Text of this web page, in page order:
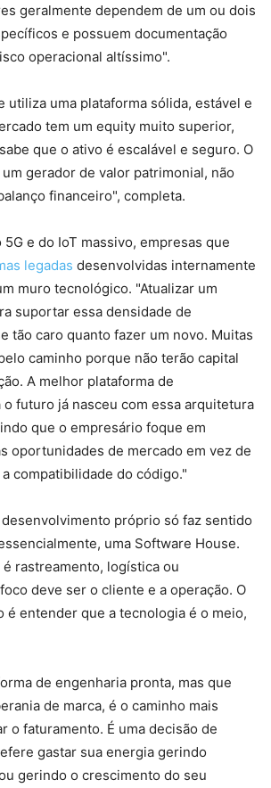
geralmente dependem de um ou dois
e possuem documentação
operacional altíssimo".
utiliza uma plataforma sólida, estável e
tem um equity muito superior,
que o ativo é escalável e seguro. O
gerador de valor patrimonial, não
financeiro", completa.
5G e do IoT massivo, empresas que
legadas desenvolvidas internamente
muro tecnológico. "Atualizar um
suportar essa densidade de
tão caro quanto fazer um novo. Muitas
caminho porque não terão capital
A melhor plataforma de
futuro já nasceu com essa arquitetura
que o empresário foque em
oportunidades de mercado em vez de
compatibilidade do código."
desenvolvimento próprio só faz sentido
uma Software House.
rastreamento, logística ou
deve ser o cliente e a operação. O
é entender que a tecnologia é o meio,
de engenharia pronta, mas que
de marca, é o caminho mais
o faturamento. É uma decisão de
gastar sua energia gerindo
gerindo o crescimento do seu